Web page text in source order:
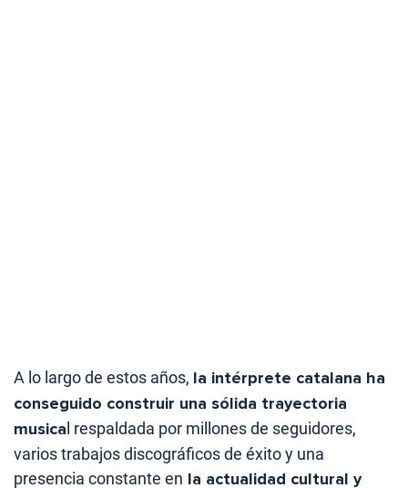
A lo largo de estos años, la intérprete catalana ha
conseguido construir una sólida trayectoria
musica l respaldada por millones de seguidores,
varios trabajos discográficos de éxito y una
presencia constante en la actualidad cultural y